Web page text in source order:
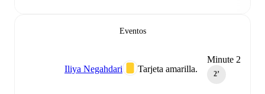
Eventos
Minute 2
2‎’‎
Tarjeta amarilla.
Iliya Negahdari